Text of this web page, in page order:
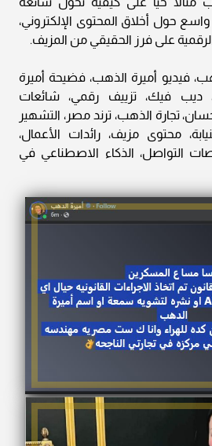
حول أخلاق المحتوى الإلكتروني،
على فرز الحقيقي من المزيف.
فيديو أميرة الذهب، فضيحة أميرة
ديب فيك، تزييف رقمي، شائعات
تجارة الذهب، ترند مصر، التشهير
محتوى مزيف، رائدات الأعمال،
التواصل، الذكاء الاصطناعي في